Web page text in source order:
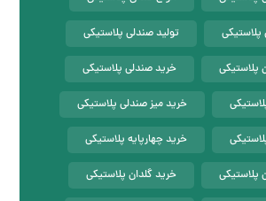
پلاستیکی تولید صندلی پلاستیکی
پلاستیکی خرید صندلی پلاستیکی
خرید میز صندلی پلاستیکی
خرید چهارپایه پلاستیکی
پلاستیکی خرید گلدان پلاستیکی